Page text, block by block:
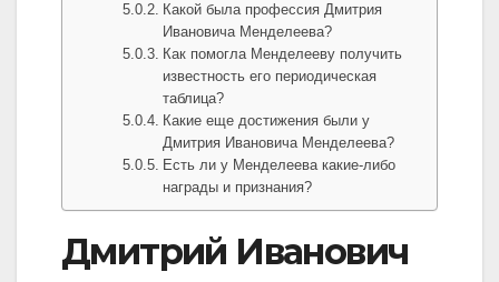
Какой была профессия Дмитрия
Ивановича Менделеева?
Как помогла Менделееву получить
известность его периодическая
таблица?
Какие еще достижения были у
Дмитрия Ивановича Менделеева?
Есть ли у Менделеева какие-либо
награды и признания?
Дмитрий Иванович